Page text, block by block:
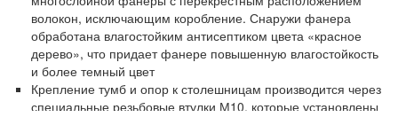
волокон, исключающим коробление. Снаружи фанера
обработана влагостойким антисептиком цвета «красное
дерево», что придает фанере повышенную влагостойкость
и более темный цвет
Крепление тумб и опор к столешницам производится через
специальные резьбовые втулки М10, которые установлены